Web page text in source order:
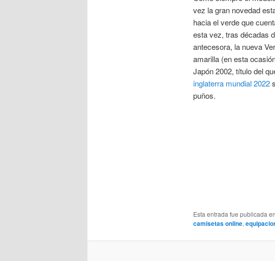
vez la gran novedad
hacia el verde que
esta vez, tras décadas
antecesora, la nueva
amarilla (en esta
Japón 2002, título del
inglaterra mundial 2022
puños.
Esta entrada fue publicada en
camisetas online,